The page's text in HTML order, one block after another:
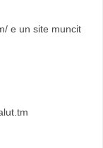
e un site muncit